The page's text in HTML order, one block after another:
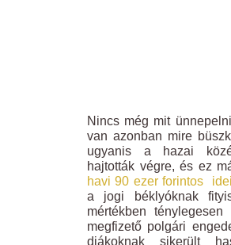
Nincs még mit
van azonban mire
ugyanis a hazai
hajtották végre, és ez
havi 90 ezer forintos
a jogi béklyóknak
mértékben
megfizető polgári
diákoknak sikerült